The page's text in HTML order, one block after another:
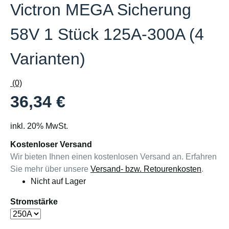
Victron MEGA Sicherung
58V 1 Stück 125A-300A (4
Varianten)
(0)
36,34 €
inkl. 20% MwSt.
Kostenloser Versand
Wir bieten Ihnen einen kostenlosen Versand an. Erfahren
Sie mehr über unsere Versand- bzw. Retourenkosten.
Nicht auf Lager
Stromstärke